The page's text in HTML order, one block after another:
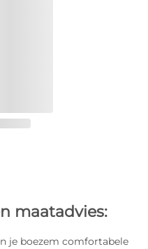
maatadvies:
je boezem comfortabele